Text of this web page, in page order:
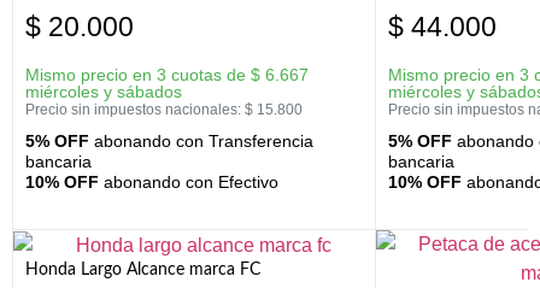
$ 20.000
Mismo precio en 3 cuotas de $ 6.667
miércoles y sábados
Precio sin impuestos nacionales: $ 15.800
5% OFF abonando con Transferencia
bancaria
10% OFF abonando con Efectivo
$ 44.000
Mismo precio en 3
miércoles y
Precio sin impuestos
5% OFF abonando
bancaria
10% OFF
Honda Largo Alcance marca FC